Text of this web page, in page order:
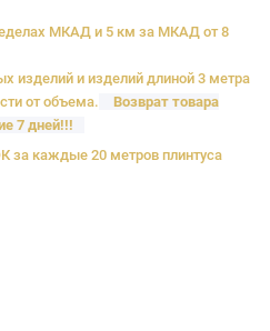
МКАД и 5 км за МКАД от 8
изделий и изделий длиной 3 метра
от объема.
Возврат товара
7 дней!!!
каждые 20 метров плинтуса